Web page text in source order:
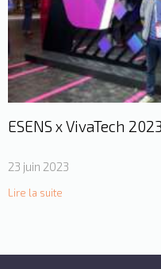
ESENS x VivaTech 2023
23 juin 2023
Lire la suite